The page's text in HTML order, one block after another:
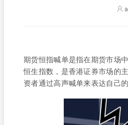
期货恒指喊单是指在期货市场
恒生指数，是香港证券市场的
资者通过高声喊单来表达自己